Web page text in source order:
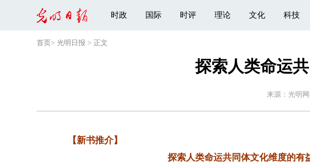
时政 国际 时评 理论 文化 科技
首页 > 光明日报 > 正文
探索人类命运
来源： 光明网
【新书推介】
探索人类命运共同体文化维度的有